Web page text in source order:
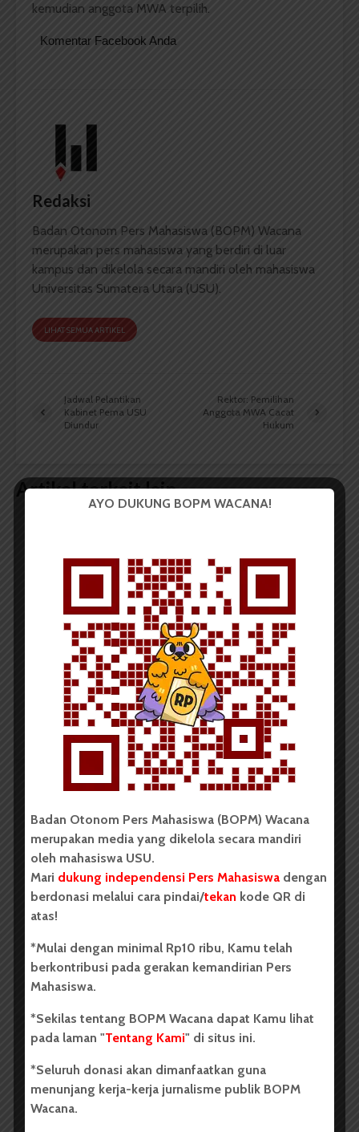
kemudian anggota MWA terpilih.
Komentar Facebook Anda
Redaksi
Badan Otonom Pers Mahasiswa (BOPM) Wacana
merupakan pers mahasiswa yang berdiri di luar
kampus dan dikelola secara mandiri oleh mahasiswa
Universitas Sumatera Utara (USU).
LIHAT SEMUA ARTIKEL
Jadwal Pelantikan
Kabinet Pema USU
Diundur
Rektor: Pemilihan
Anggota MWA Cacat
Hukum
Artikel terkait lain
BPDP Sosialisasikan Lomba Riset
Mahasiswa 2026, Dorong Inovasi
Penelitian dalam Sektor
Perkebunan
Redaksi 2 menit waktu baca
Dua Mahasiswa Sastra Indonesia
USU Raih Juara di Festival Literasi
Sumatra Utara 2026
Oleh: Iyusarah Pakpahan USU, wacana.org – Dua...
Redaksi
BERITA KAMPUS
Dua Mahasiswa Etnomusikologi
USU Torehkan Prestasi di
AYO DUKUNG BOPM WACANA!
Badan Otonom Pers Mahasiswa (BOPM) Wacana
merupakan media yang dikelola secara mandiri
oleh mahasiswa USU.
Mari dukung independensi Pers Mahasiswa dengan
berdonasi melalui cara pindai/tekan kode QR di
atas!
*Mulai dengan minimal Rp10 ribu, Kamu telah
berkontribusi pada gerakan kemandirian Pers
Mahasiswa.
*Sekilas tentang BOPM Wacana dapat Kamu lihat
pada laman "Tentang Kami" di situs ini.
*Seluruh donasi akan dimanfaatkan guna
menunjang kerja-kerja jurnalisme publik BOPM
Wacana.